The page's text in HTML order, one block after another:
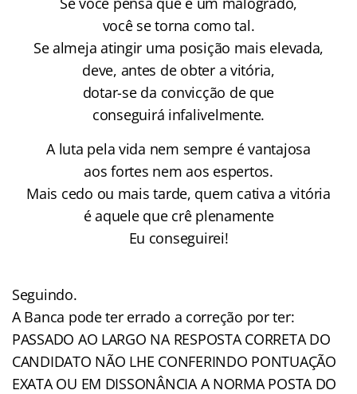
você se torna como tal.
Se almeja atingir uma posição mais elevada,
deve, antes de obter a vitória,
dotar-se da convicção de que
conseguirá infalivelmente.
A luta pela vida nem sempre é vantajosa
aos fortes nem aos espertos.
Mais cedo ou mais tarde, quem cativa a vitória
é aquele que crê plenamente
Eu conseguirei!
Seguindo.
A Banca pode ter errado a correção por ter:
PASSADO AO LARGO NA RESPOSTA CORRETA DO
CANDIDATO NÃO LHE CONFERINDO PONTUAÇÃO
EXATA OU EM DISSONÂNCIA A NORMA POSTA DO